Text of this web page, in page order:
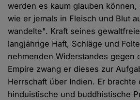
werden es kaum glauben
wie er jemals in Fleisch und Blut
wandelte". Kraft seines
langjährige Haft, Schläge und
nehmenden Widerstandes gegen
Empire zwang er dieses zur
Herrschaft über Indien. Er brachte
hinduistische und buddhistische